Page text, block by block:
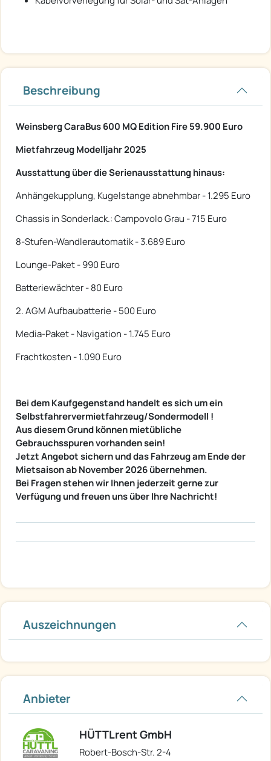
Beschreibung
Weinsberg CaraBus 600 MQ Edition Fire 59.900 Euro
Mietfahrzeug Modelljahr 2025
Ausstattung über die Serienausstattung hinaus:
Anhängekupplung, Kugelstange abnehmbar - 1.295 Euro
Chassis in Sonderlack.: Campovolo Grau - 715 Euro
8-Stufen-Wandlerautomatik - 3.689 Euro
Lounge-Paket - 990 Euro
Batteriewächter - 80 Euro
2. AGM Aufbaubatterie - 500 Euro
Media-Paket - Navigation - 1.745 Euro
Frachtkosten - 1.090 Euro
Bei dem Kaufgegenstand handelt es sich um ein
Selbstfahrervermietfahrzeug/Sondermodell !
Aus diesem Grund können mietübliche
Gebrauchsspuren vorhanden sein!
Jetzt Angebot sichern und das Fahrzeug am Ende der
Mietsaison ab November 2026 übernehmen.
Bei Fragen stehen wir Ihnen jederzeit gerne zur
Verfügung und freuen uns über Ihre Nachricht!
Auszeichnungen
Anbieter
HÜTTLrent GmbH
Robert-Bosch-Str. 2-4